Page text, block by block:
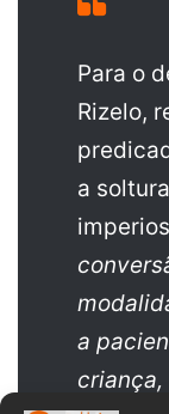
Para o
Rizelo,
a
a